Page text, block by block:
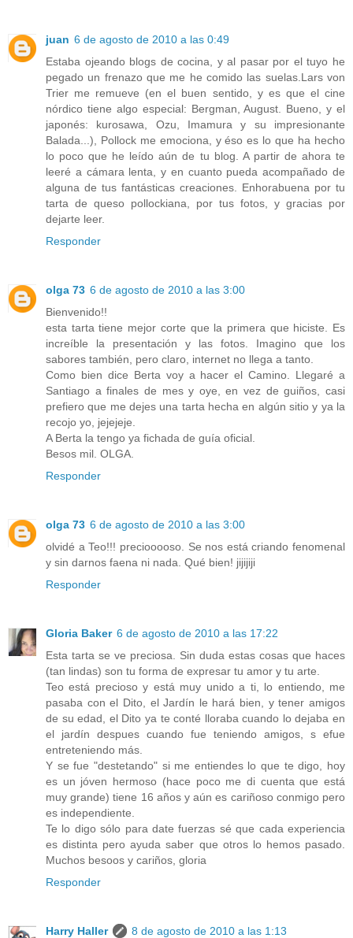
juan 6 de agosto de 2010 a las 0:49
Estaba ojeando blogs de cocina, y al pasar por el tuyo he
pegado un frenazo que me he comido las suelas.Lars von
Trier me remueve (en el buen sentido, y es que el cine
nórdico tiene algo especial: Bergman, August. Bueno, y el
japonés: kurosawa, Ozu, Imamura y su impresionante
Balada...), Pollock me emociona, y éso es lo que ha hecho
lo poco que he leído aún de tu blog. A partir de ahora te
leeré a cámara lenta, y en cuanto pueda acompañado de
alguna de tus fantásticas creaciones. Enhorabuena por tu
tarta de queso pollockiana, por tus fotos, y gracias por
dejarte leer.
Responder
olga 73 6 de agosto de 2010 a las 3:00
Bienvenido!!
esta tarta tiene mejor corte que la primera que hiciste. Es
increíble la presentación y las fotos. Imagino que los
sabores también, pero claro, internet no llega a tanto.
Como bien dice Berta voy a hacer el Camino. Llegaré a
Santiago a finales de mes y oye, en vez de guiños, casi
prefiero que me dejes una tarta hecha en algún sitio y ya la
recojo yo, jejejeje.
A Berta la tengo ya fichada de guía oficial.
Besos mil. OLGA.
Responder
olga 73 6 de agosto de 2010 a las 3:00
olvidé a Teo!!! preciooooso. Se nos está criando fenomenal
y sin darnos faena ni nada. Qué bien! jijijiji
Responder
Gloria Baker 6 de agosto de 2010 a las 17:22
Esta tarta se ve preciosa. Sin duda estas cosas que haces
(tan lindas) son tu forma de expresar tu amor y tu arte.
Teo está precioso y está muy unido a ti, lo entiendo, me
pasaba con el Dito, el Jardín le hará bien, y tener amigos
de su edad, el Dito ya te conté lloraba cuando lo dejaba en
el jardín despues cuando fue teniendo amigos, s efue
entreteniendo más.
Y se fue "destetando" si me entiendes lo que te digo, hoy
es un jóven hermoso (hace poco me di cuenta que está
muy grande) tiene 16 años y aún es cariñoso conmigo pero
es independiente.
Te lo digo sólo para date fuerzas sé que cada experiencia
es distinta pero ayuda saber que otros lo hemos pasado.
Muchos besoos y cariños, gloria
Responder
Harry Haller
8 de agosto de 2010 a las 1:13